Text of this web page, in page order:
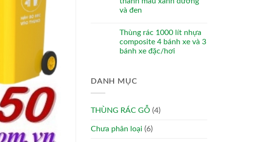
và đen
Thùng rác 1000 lít nhựa
composite 4 bánh xe và 3
bánh xe đặc/hơi
DANH MỤC
THÙNG RÁC GỖ (4)
Chưa phân loại (6)